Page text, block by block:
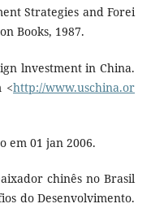
Strategies and Forei
Books, 1987.
lnvestment in China.
<http://www.uschina.or
em 01 jan 2006.
chinês no Brasil
do Desenvolvimento.